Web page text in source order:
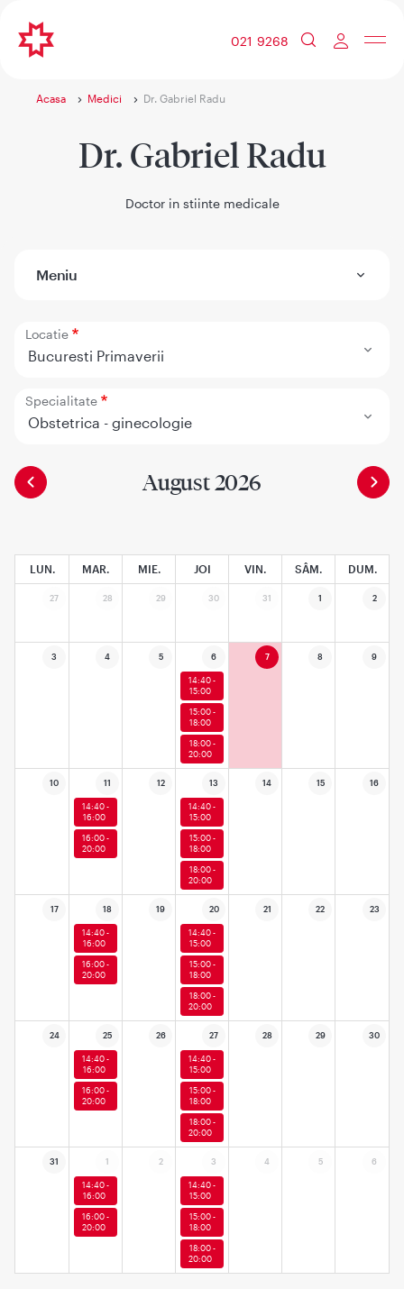
021 9268
Acasa Medici Dr. Gabriel Radu
Dr. Gabriel Radu
Doctor in stiinte medicale
Meniu
Locatie
Bucuresti Primaverii
Specialitate
Obstetrica - ginecologie
August 2026
LUN. MAR. MIE. JOI VIN. SÂM. DUM.
27 28 29 30 31 1 2
3 4 5 6 7 8 9
14:40 -
15:00
15:00 -
18:00
18:00 -
20:00
10 11 12 13 14 15 16
14:40 -
16:00
14:40 -
15:00
16:00 -
20:00
15:00 -
18:00
18:00 -
20:00
17 18 19 20 21 22 23
14:40 -
16:00
14:40 -
15:00
16:00 -
20:00
15:00 -
18:00
18:00 -
20:00
24 25 26 27 28 29 30
14:40 -
16:00
14:40 -
15:00
16:00 -
20:00
15:00 -
18:00
18:00 -
20:00
31 1 2 3 4 5 6
14:40 -
16:00
14:40 -
15:00
16:00 -
20:00
15:00 -
18:00
18:00 -
20:00